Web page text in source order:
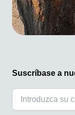
Suscríbase a